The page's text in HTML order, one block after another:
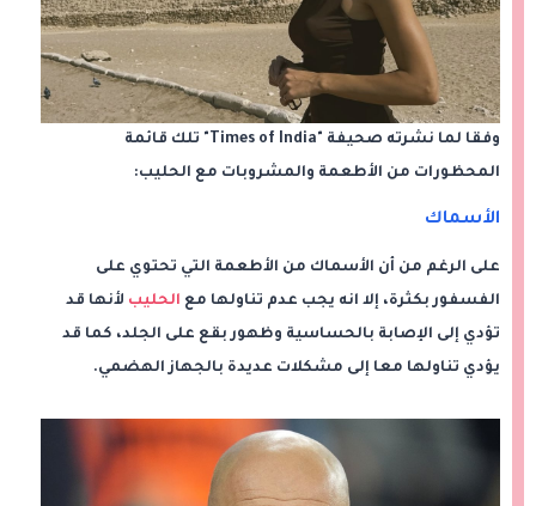
وفقا لما نشرته صحيفة "Times of India" تلك قائمة
المحظورات من الأطعمة والمشروبات مع الحليب:
الأسماك
على الرغم من أن الأسماك من الأطعمة التي تحتوي على
الفسفور بكثرة، إلا انه يجب عدم تناولها مع الحليب لأنها قد
تؤدي إلى الإصابة بالحساسية وظهور بقع على الجلد، كما قد
يؤدي تناولها معا إلى مشكلات عديدة بالجهاز الهضمي.